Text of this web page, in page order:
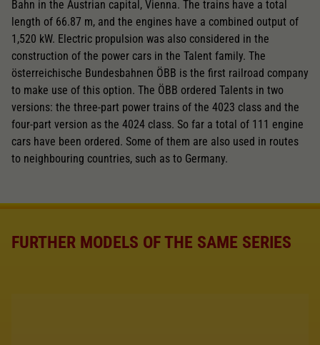
Bahn in the Austrian capital, Vienna. The trains have a total
length of 66.87 m, and the engines have a combined output of
1,520 kW. Electric propulsion was also considered in the
construction of the power cars in the Talent family. The
österreichische Bundesbahnen ÖBB is the first railroad company
to make use of this option. The ÖBB ordered Talents in two
versions: the three-part power trains of the 4023 class and the
four-part version as the 4024 class. So far a total of 111 engine
cars have been ordered. Some of them are also used in routes
to neighbouring countries, such as to Germany.
FURTHER MODELS OF THE SAME SERIES